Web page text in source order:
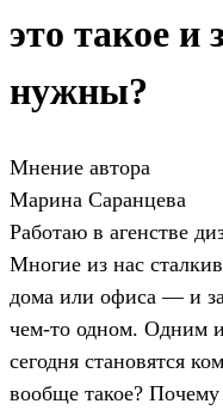
это такое и
нужны?
Мнение автора
Марина Саранцева
Работаю в агенстве
Многие из нас
дома или офиса — и
чем-то одном. Одним
сегодня становятся
вообще такое?